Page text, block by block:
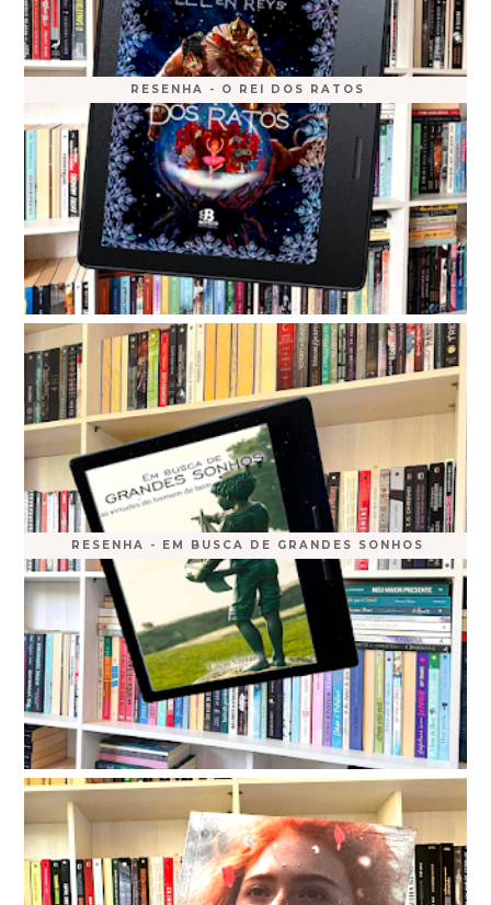
RESENHA - O REI DOS RATOS
RESENHA - EM BUSCA DE GRANDES SONHOS